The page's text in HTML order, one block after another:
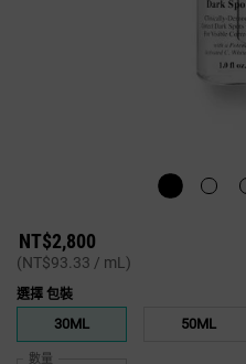
NT$2,800
(NT$93.33 / mL)
選擇 包裝
Selected
30ML, 1 of 2 Selected
50ML, 2 of 2
數量